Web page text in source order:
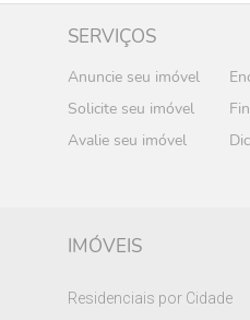
SERVIÇOS
Anuncie seu imóvel
Solicite seu imóvel
Avalie seu imóvel
IMÓVEIS
Residenciais por Cidade